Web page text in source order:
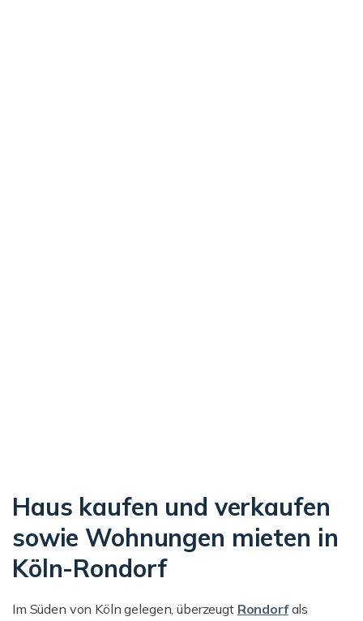
Haus kaufen und verkaufen
sowie Wohnungen mieten in
Köln-Rondorf
Im Süden von Köln gelegen, überzeugt Rondorfals